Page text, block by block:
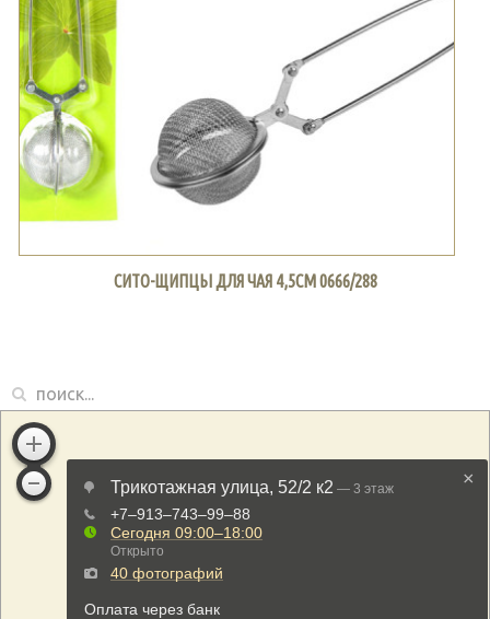
СИТО-ЩИПЦЫ ДЛЯ ЧАЯ 4,5СМ 0666/288